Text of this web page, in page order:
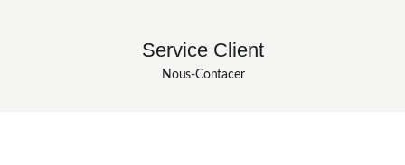
Service Client
Nous-Contacer